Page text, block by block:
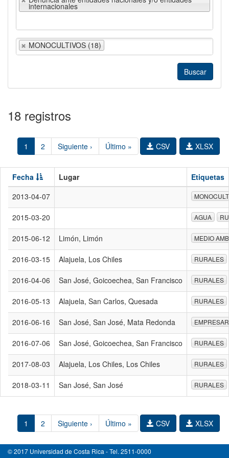
internacionales
MONOCULTIVOS (18)
18 registros
1 2 Siguiente › Último » XLSX
CSV
Fecha Lugar
Etiquetas
2013-04-07
2015-03-20 AGUA
2015-06-12 Limón, Limón MEDIO
2016-03-15 Alajuela, Los Chiles RURALES
2016-04-06 San José, Goicoechea, San Francisco RURALES
2016-05-13 Alajuela, San Carlos, Quesada RURALES
2016-06-16 San José, San José, Mata Redonda
2016-07-06 San José, Goicoechea, San Francisco RURALES
2017-08-03 Alajuela, Los Chiles, Los Chiles RURALES
2018-03-11 San José, San José RURALES
1 2 Siguiente › Último » XLSX
CSV
© 2017 Universidad de Costa Rica - Tel. 2511-0000